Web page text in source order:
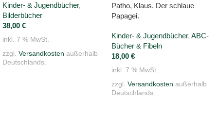
Kinder- & Jugendbücher,
Bilderbücher
38,00 €
inkl. 7 % MwSt.
zzgl. Versandkosten außerhalb
Deutschlands.
Patho, Klaus. Der schlaue
Papagei.
Kinder- & Jugendbücher, ABC-
Bücher & Fibeln
18,00 €
inkl. 7 % MwSt.
zzgl. Versandkosten außerhalb
Deutschlands.